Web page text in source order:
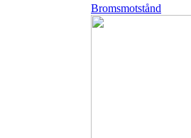
Bromsmotstånd